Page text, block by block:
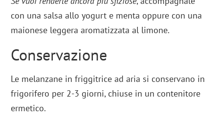
con una salsa allo yogurt e menta oppure con una
maionese leggera aromatizzata al limone.
Conservazione
Le melanzane in friggitrice ad aria si conservano in
frigorifero per 2-3 giorni, chiuse in un contenitore
ermetico.